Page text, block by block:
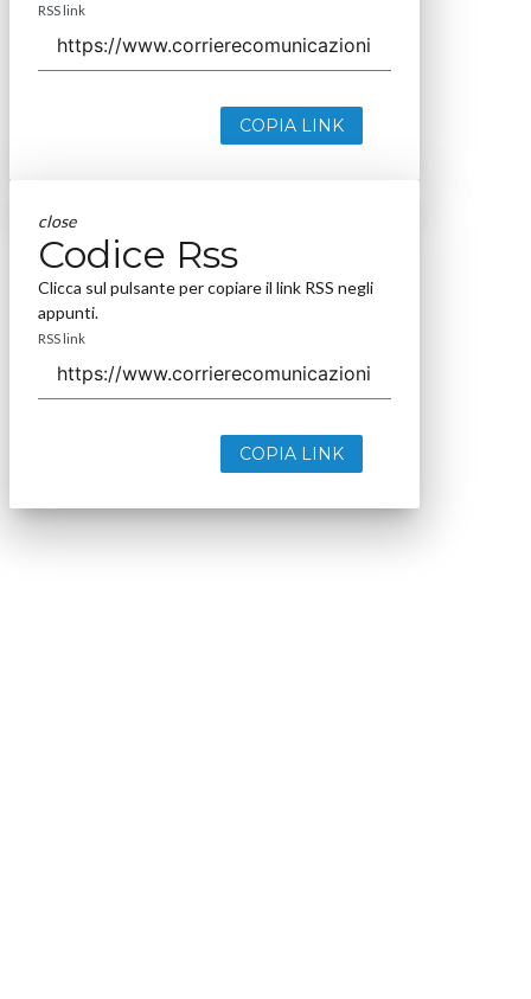
RSS link
COPIA LINK
close
Codice Rss
Clicca sul pulsante per copiare il link RSS negli
appunti.
RSS link
COPIA LINK